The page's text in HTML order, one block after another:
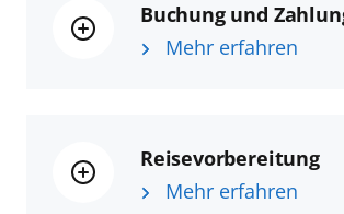
Buchung und
Mehr erfahren
Reisevorbereitung
Mehr erfahren